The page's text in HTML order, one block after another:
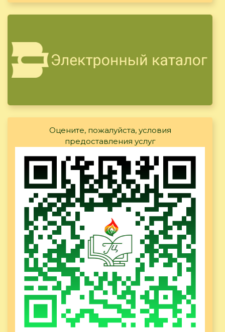
Оцените, пожалуйста, условия
предоставления услуг